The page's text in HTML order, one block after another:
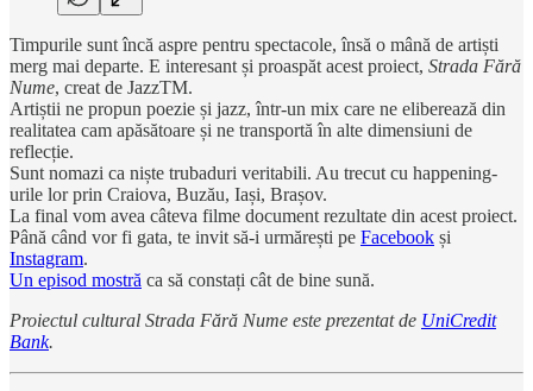
Timpurile sunt încă aspre pentru spectacole, însă o mână de artiști
merg mai departe. E interesant și proaspăt acest proiect, Strada Fără
Nume, creat de JazzTM.
Artiștii ne propun poezie și jazz, într-un mix care ne eliberează din
realitatea cam apăsătoare și ne transportă în alte dimensiuni de
reflecție.
Sunt nomazi ca niște trubaduri veritabili. Au trecut cu happening-
urile lor prin Craiova, Buzău, Iași, Brașov.
La final vom avea câteva filme document rezultate din acest proiect.
Până când vor fi gata, te invit să-i urmărești pe Facebook și
Instagram.
Un episod mostră ca să constați cât de bine sună.
Proiectul cultural Strada Fără Nume este prezentat de UniCredit
Bank.